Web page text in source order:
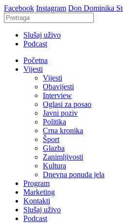
Facebook Instagram Don Dominika
Slušaj uživo
Podcast
Početna
Vijesti
Vijesti
Obavijesti
Interview
Oglasi za posao
Javni poziv
Politika
Crna kronika
Šport
Glazba
Zanimljivosti
Kultura
Dnevna ponuda jela
Program
Marketing
Kontakti
Slušaj uživo
Podcast